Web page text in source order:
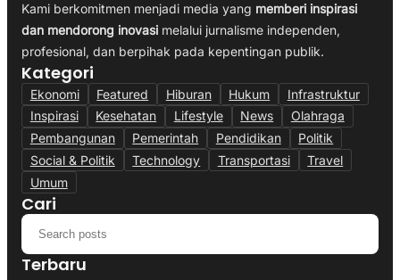
Kami berkomitmen menjadi media yang memberi inspirasi
dan mendorong inovasi melalui jurnalisme independen,
profesional, dan berpihak pada kepentingan publik.
Kategori
Ekonomi Featured Hiburan Hukum
Infrastruktur
Inspirasi
Kesehatan Lifestyle News
Olahraga
Pembangunan
Pemerintah Pendidikan
Politik
Social & Politik
Technology Transportasi
Travel
Umum
Cari
Terbaru